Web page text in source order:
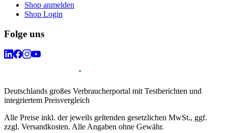
Shop anmelden
Shop Login
Folge uns
Deutschlands großes Verbraucherportal mit Testberichten und
integriertem Preisvergleich
Alle Preise inkl. der jeweils geltenden gesetzlichen MwSt., ggf.
zzgl. Versandkosten. Alle Angaben ohne Gewähr.